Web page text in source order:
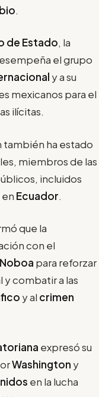
.
de Estado, la
el grupo
y a su
mexicanos para el
ilícitas.
también ha estado
miembros de las
incluidos
Ecuador.
que la
con el
para reforzar
y combatir a las
y al crimen
expresó su
Washington y
en la lucha